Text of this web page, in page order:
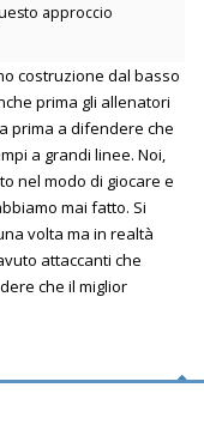
approccio
costruzione dal basso
prima gli allenatori
prima a difendere che
a grandi linee. Noi,
nel modo di giocare e
mai fatto. Si
volta ma in realtà
attaccanti che
che il miglior